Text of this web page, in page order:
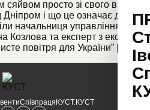
сяйвом просто зі свого вікна?
і що це означає для
начальниця управління
Козлова та експерт з екології
повітря для України” […]
ІвентиСпівпраця КУСТ.КУСТ